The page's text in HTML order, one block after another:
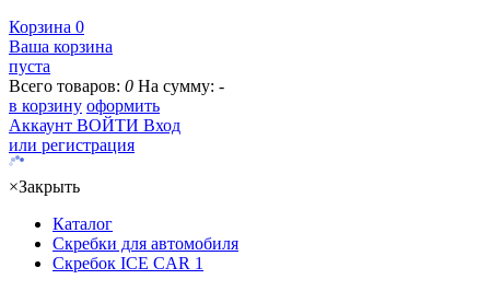
Корзина 0
Ваша корзина
пуста
Всего товаров: 0 На сумму: -
в корзину оформить
Аккаунт ВОЙТИ Вход
или регистрация
×Закрыть
Каталог
Скребки для автомобиля
Скребок ICE CAR 1